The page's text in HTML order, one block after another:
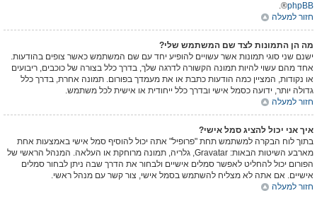
phpBB
®.
חזור למעלה
מה הן התמונות לצד שם המשתמש שלי?
ישנם שני סוגי תמונות אשר עשויים להופיע יחד עם שם המשתמש כאשר צופים בהודעות.
אחד מהם עשוי להיות תמונה הקשורה לדרגה שלך, בדרך כלל בצורה של כוכבים, ריבועים
או נקודות, המציין כמה הודעות כתבת או את מעמדך בפורום. תמונה אחרת, בדרך כלל
גדולה יותר, ידועה כסמל אישי ובדרך כלל ייחודית או אישית לכל משתמש.
חזור למעלה
איך אני יכול להציג סמל אישי?
בתוך לוח הבקרה למשתמש תחת "פרופיל" אתה יכול להוסיף סמל אישי באמצעות אחת
מארבע השיטות הבאות: Gravatar, גלריה, תמונה מרוחקת או העלאה. המנהל הראשי של
הפורום יכול להחליט לאפשר סמלים אישיים ולבחור את הדרך שבה ניתן לבחור סמלים
אישיים. אם אתה לא מצליח להשתמש בסמל אישי, צור קשר עם מנהל ראשי.
חזור למעלה